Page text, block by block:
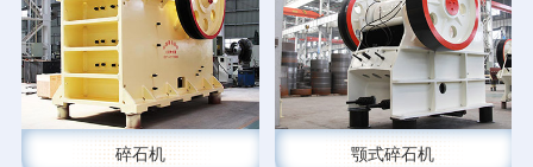
碎石机 颚式碎石机